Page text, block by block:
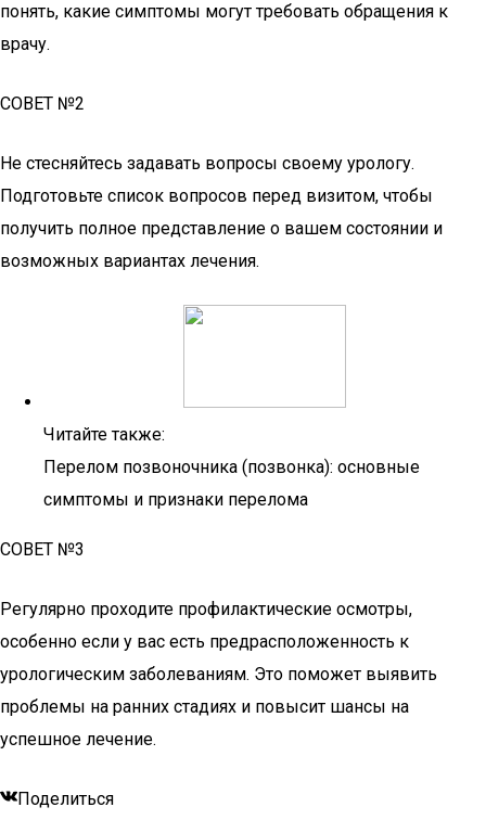
понять, какие симптомы могут требовать обращения к
врачу.
СОВЕТ №2
Не стесняйтесь задавать вопросы своему урологу.
Подготовьте список вопросов перед визитом, чтобы
получить полное представление о вашем состоянии и
возможных вариантах лечения.
Читайте также:
Перелом позвоночника (позвонка): основные
симптомы и признаки перелома
СОВЕТ №3
Регулярно проходите профилактические осмотры,
особенно если у вас есть предрасположенность к
урологическим заболеваниям. Это поможет выявить
проблемы на ранних стадиях и повысит шансы на
успешное лечение.
Поделиться